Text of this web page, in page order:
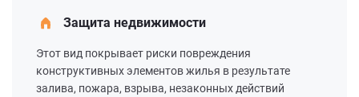
Защита недвижимости
Этот вид покрывает риски повреждения
конструктивных элементов жилья в результате
залива, пожара, взрыва, незаконных действий